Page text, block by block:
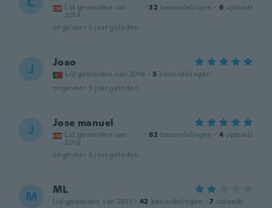
Lid geworden van
2014
· 32 beoordelingen · 6 uploads
ongeveer 5 jaar geleden
J Joao
Lid geworden van 2018 · 3 beoordelingen
ongeveer 5 jaar geleden
J Jose manuel
Lid geworden van
2018
· 82 beoordelingen · 4 uploads
ongeveer 5 jaar geleden
M ML
Lid geworden van 2013 · 42 beoordelingen · 7 uploads